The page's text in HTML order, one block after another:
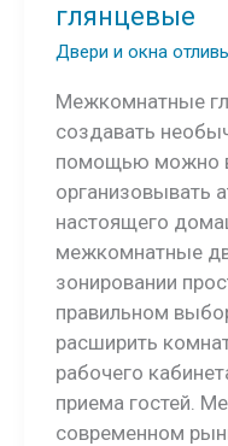
глянцевые
Двери и окна
Межкомнатные
создавать
помощью можно
организовывать
настоящего
межкомнатные
зонировании
правильном
расширить
рабочего
приема гостей.
современном